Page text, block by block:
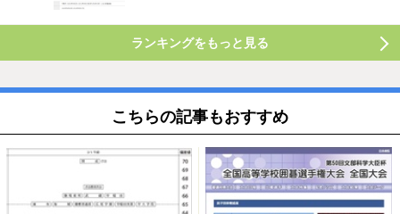
ランキングをもっと見る
こちらの記事もおすすめ